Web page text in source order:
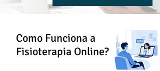
Como Funciona a
Fisioterapia Online?